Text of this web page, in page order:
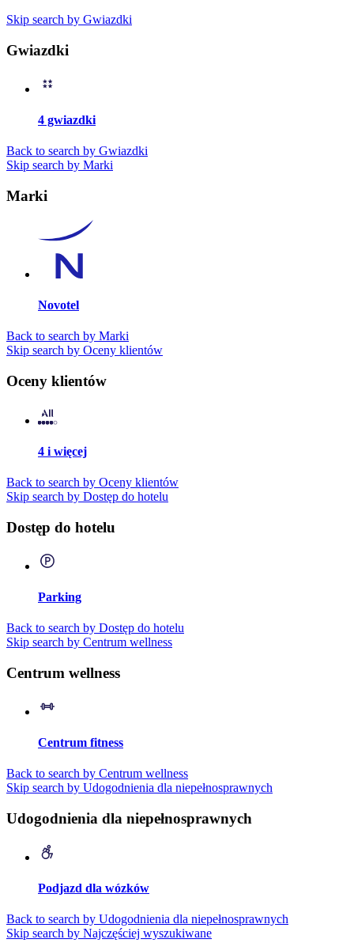
Skip search by Gwiazdki
Gwiazdki
4 gwiazdki
Back to search by Gwiazdki
Skip search by Marki
Marki
Novotel
Back to search by Marki
Skip search by Oceny klientów
Oceny klientów
4 i więcej
Back to search by Oceny klientów
Skip search by Dostęp do hotelu
Dostęp do hotelu
Parking
Back to search by Dostęp do hotelu
Skip search by Centrum wellness
Centrum wellness
Centrum fitness
Back to search by Centrum wellness
Skip search by Udogodnienia dla niepełnosprawnych
Udogodnienia dla niepełnosprawnych
Podjazd dla wózków
Back to search by Udogodnienia dla niepełnosprawnych
Skip search by Najczęściej wyszukiwane